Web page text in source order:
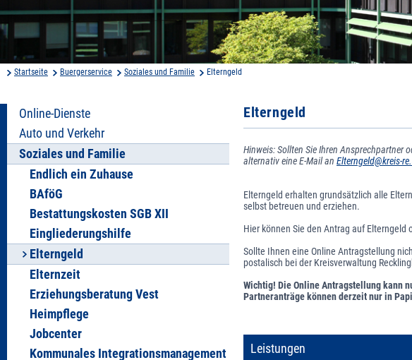
Startseite Buergerservice Soziales und Familie Elterngeld
Online-Dienste
Auto und Verkehr
Soziales und Familie
Endlich ein Zuhause
BAföG
Bestattungskosten SGB XII
Eingliederungshilfe
Elterngeld
Elternzeit
Erziehungsberatung Vest
Heimpflege
Jobcenter
Kommunales Integrationsmanagement
Elterngeld
Hinweis: Sollten Sie Ihren Ansprechpartner
alternativ eine E-Mail an Elterngeld@kreis-
Elterngeld erhalten grundsätzlich alle
selbst betreuen und erziehen.
Hier können Sie den Antrag auf Elterngeld
Sollte Ihnen eine Online Antragstellung
postalisch bei der Kreisverwaltung
Wichtig! Die Online Antragstellung kann
Partneranträge können derzeit nur in
Leistungen